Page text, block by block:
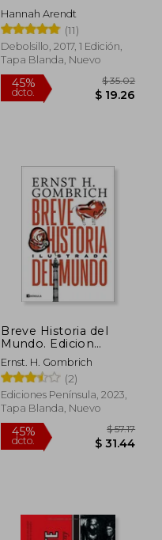
Hannah Arendt
(11)
Debolsillo, 2017, 1 Edición,
Tapa Blanda, Nuevo
45%
dcto.
Breve Historia del
Mundo. Edicion
Ilustrada
Ernst. H. Gombrich
(2)
Ediciones Península, 2023,
Tapa Blanda, Nuevo